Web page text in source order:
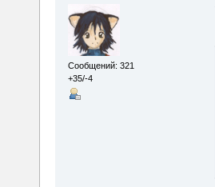
Сообщений: 321
+35/-4